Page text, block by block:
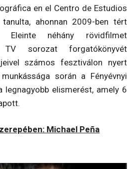
en el Centro de Estudios
ahonnan 2009-ben tért
Eleinte néhány rövidfilmet
sorozat forgatókönyvét
számos fesztiválon nyert
során a Fényévnyi
legnagyobb elismerést, amely 6
Michael Peña